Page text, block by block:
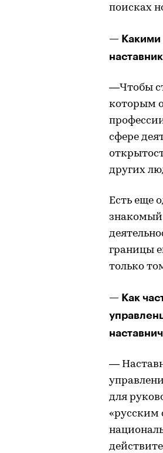
поисках
— Какими
—Чтобы
которым
сфере
других
Есть еще
знакомый
границы
только
— Как
—
для
«русским